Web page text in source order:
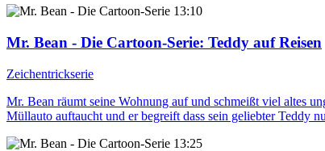
13:10
Mr. Bean - Die Cartoon-Serie: Teddy auf Reisen
Zeichentrickserie
Mr. Bean räumt seine Wohnung auf und schmeißt viel altes
Müllauto auftaucht und er begreift dass sein geliebter Teddy
13:25